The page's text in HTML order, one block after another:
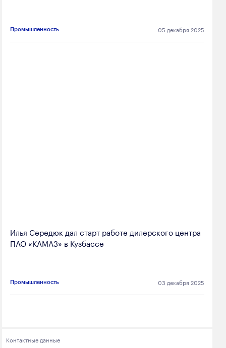
Промышленность 05 декабря 2025
Илья Середюк дал старт работе дилерского центра
ПАО «КАМАЗ» в Кузбассе
Промышленность 03 декабря 2025
Контактные данные